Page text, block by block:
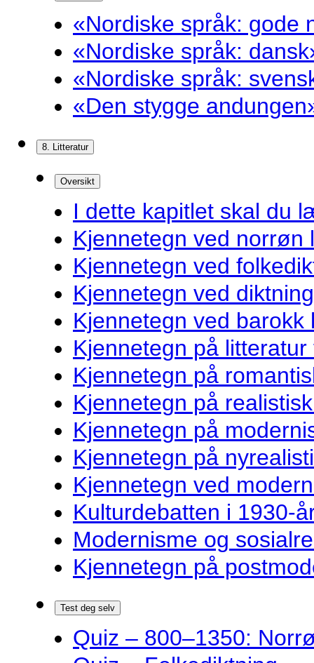
«Nordiske språk: gode
«Nordiske språk:
«Nordiske språk:
«Den stygge
8. Litteratur
Oversikt
I dette kapitlet skal du
Kjennetegn ved norrøn
Kjennetegn ved
Kjennetegn ved
Kjennetegn ved barokk
Kjennetegn på
Kjennetegn på
Kjennetegn på
Kjennetegn på
Kjennetegn på
Kjennetegn ved
Kulturdebatten i 1930-
Modernisme og
Kjennetegn på
Test deg selv
Quiz – 800–1350: